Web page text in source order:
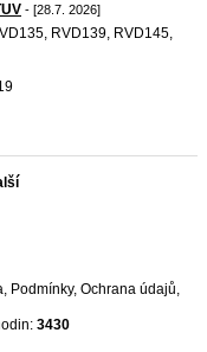
- [28.7. 2026]
RVD139, RVD145,
, Podmínky, Ochrana údajů,
3430